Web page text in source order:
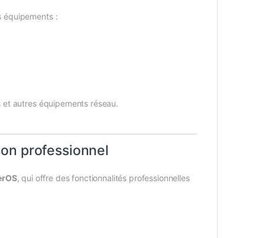
équipements :
autres équipements réseau.
professionnel
, qui offre des fonctionnalités professionnelles